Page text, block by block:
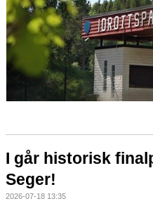
Nyheter
Kontakt
Föreningskalender
Drive in-bingo
Giff-cupen
I går historisk
Seger!
2026-07-18 13:35